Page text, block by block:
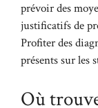
prévoir des
justificatifs de
Profiter des
présents sur les
Où